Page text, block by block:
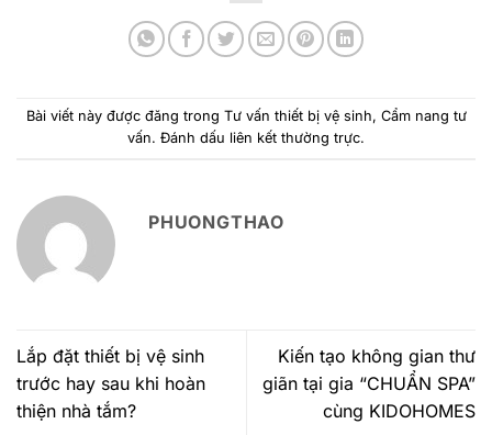
Bài viết này được đăng trong Tư vấn thiết bị vệ sinh, Cẩm nang tư
vấn. Đánh dấu liên kết thường trực.
PHUONGTHAO
Lắp đặt thiết bị vệ sinh
trước hay sau khi hoàn
thiện nhà tắm?
Kiến tạo không gian thư
giãn tại gia “CHUẨN SPA”
cùng KIDOHOMES